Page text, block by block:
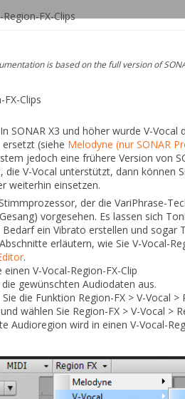
FX-Clips
is based on the full version of
FX-Clips
In SONAR X3 und höher wurde V-
(siehe Melodyne (nur SONAR
jedoch eine frühere Version von
die V-Vocal unterstützt, dann können
weiterhin einsetzen.
der die VariPhrase-
vorgesehen. Es lassen sich
ein Vibrato erstellen und sogar
erläutern, wie Sie V-Vocal-
.
einen V-Vocal-Region-FX-Clip
die gewünschten Audiodaten aus.
die Funktion Region-FX > V-Vocal
wählen Sie Region-FX > V-Vocal >
Audioregion wird in einen V-Vocal-